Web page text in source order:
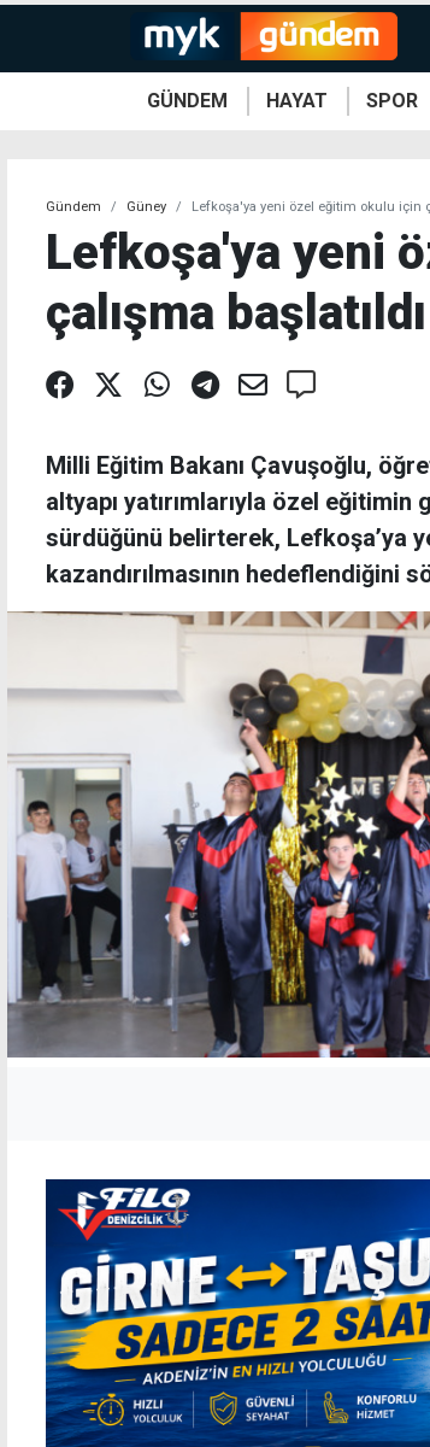
GÜNDEM HAYAT SPOR
Gündem Güney Lefkoşa'ya yeni özel eğitim okulu için
Lefkoşa'ya yeni
çalışma başlatıldı
Milli Eğitim Bakanı Çavuşoğlu,
altyapı yatırımlarıyla özel
sürdüğünü belirterek, Lefkoşa’ya
kazandırılmasının hedeflendiğini